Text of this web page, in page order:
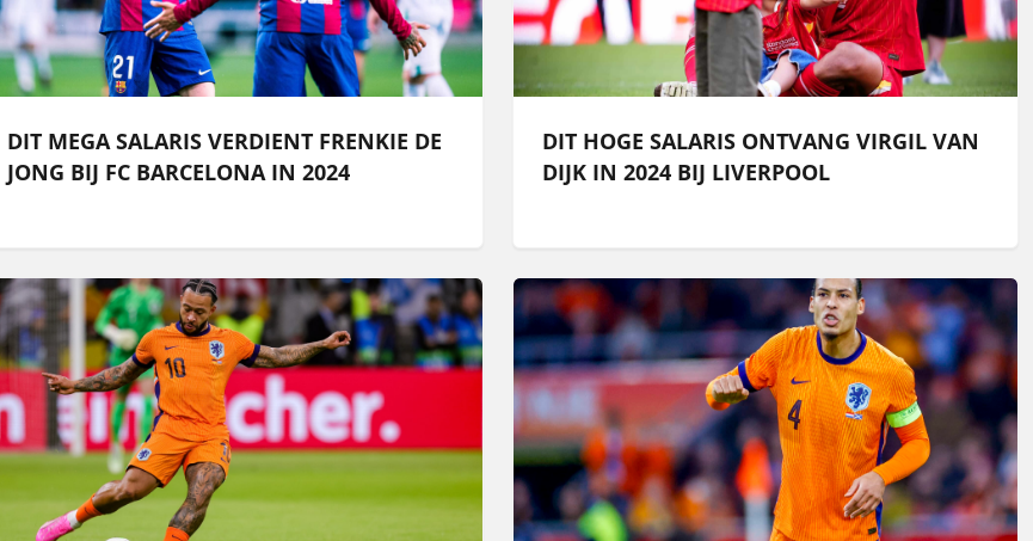
DIT MEGA SALARIS VERDIENT FRENKIE DE
JONG BIJ FC BARCELONA IN 2024
DIT HOGE SALARIS ONTVANG VIRGIL VAN
DIJK IN 2024 BIJ LIVERPOOL